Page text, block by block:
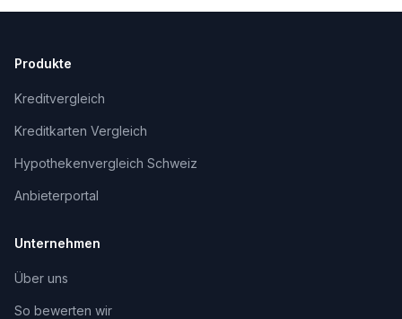
Produkte
Kreditvergleich
Kreditkarten Vergleich
Hypothekenvergleich Schweiz
Anbieterportal
Unternehmen
Über uns
So bewerten wir